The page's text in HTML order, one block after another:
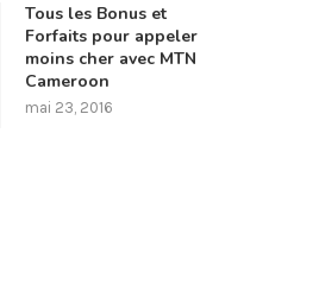
Tous les Bonus et
Forfaits pour appeler
moins cher avec MTN
Cameroon
mai 23, 2016